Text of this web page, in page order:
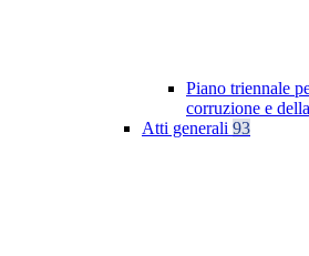
Piano triennale
corruzione e
Atti generali 93